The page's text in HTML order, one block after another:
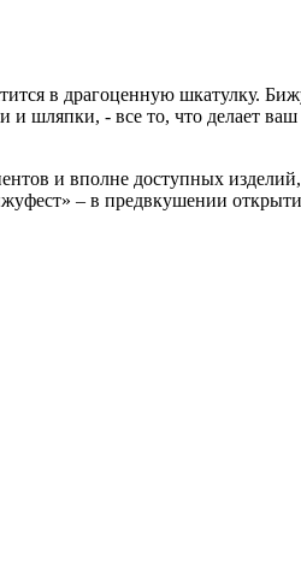
в драгоценную шкатулку.
шляпки, - все то, что делает
и вполне доступных
– в предвкушении